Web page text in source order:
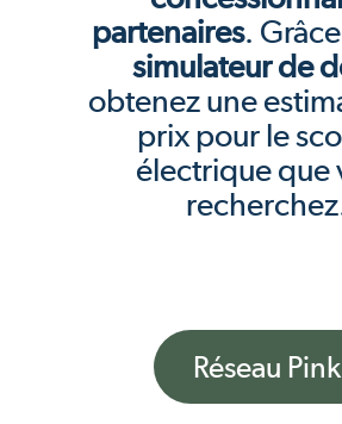
partenaires.
simulateur de
obtenez une
prix pour le
électrique que
Réseau Pink